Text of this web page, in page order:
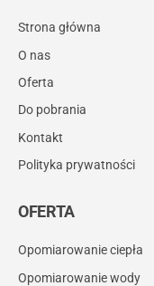
Strona główna
O nas
Oferta
Do pobrania
Kontakt
Polityka prywatności
OFERTA
Opomiarowanie ciepła
Opomiarowanie wody